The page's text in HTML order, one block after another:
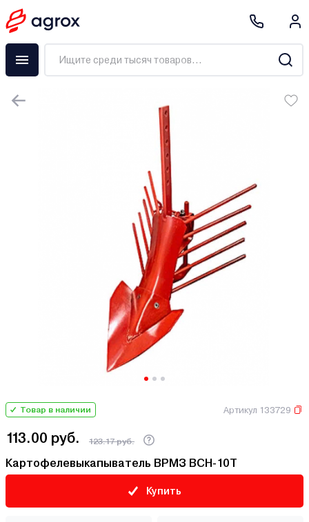
Товар в наличии Артикул 133729
113.00 руб. 123.17 руб.
Картофелевыкапыватель ВРМЗ ВСН-10Т
Купить